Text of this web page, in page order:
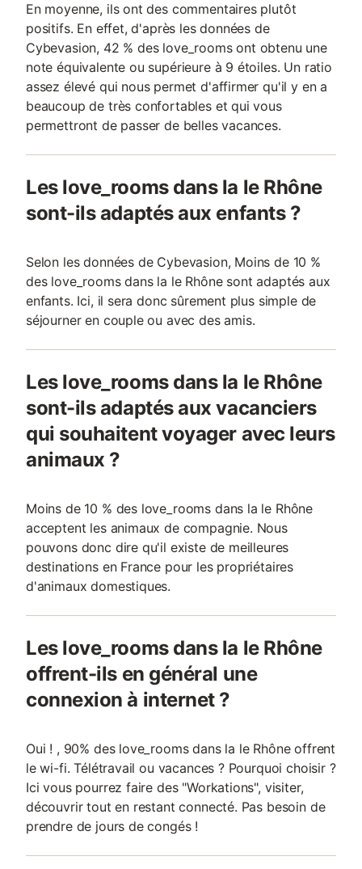
En moyenne, ils ont des commentaires plutôt
positifs. En effet, d'après les données de
Cybevasion, 42 % des love_rooms ont obtenu une
note équivalente ou supérieure à 9 étoiles. Un ratio
assez élevé qui nous permet d'affirmer qu'il y en a
beaucoup de très confortables et qui vous
permettront de passer de belles vacances.
Les love_rooms dans la le Rhône
sont-ils adaptés aux enfants ?
Selon les données de Cybevasion, Moins de 10 %
des love_rooms dans la le Rhône sont adaptés aux
enfants. Ici, il sera donc sûrement plus simple de
séjourner en couple ou avec des amis.
Les love_rooms dans la le Rhône
sont-ils adaptés aux vacanciers
qui souhaitent voyager avec leurs
animaux ?
Moins de 10 % des love_rooms dans la le Rhône
acceptent les animaux de compagnie. Nous
pouvons donc dire qu'il existe de meilleures
destinations en France pour les propriétaires
d'animaux domestiques.
Les love_rooms dans la le Rhône
offrent-ils en général une
connexion à internet ?
Oui ! , 90% des love_rooms dans la le Rhône offrent
le wi-fi. Télétravail ou vacances ? Pourquoi choisir ?
Ici vous pourrez faire des "Workations", visiter,
découvrir tout en restant connecté. Pas besoin de
prendre de jours de congés !